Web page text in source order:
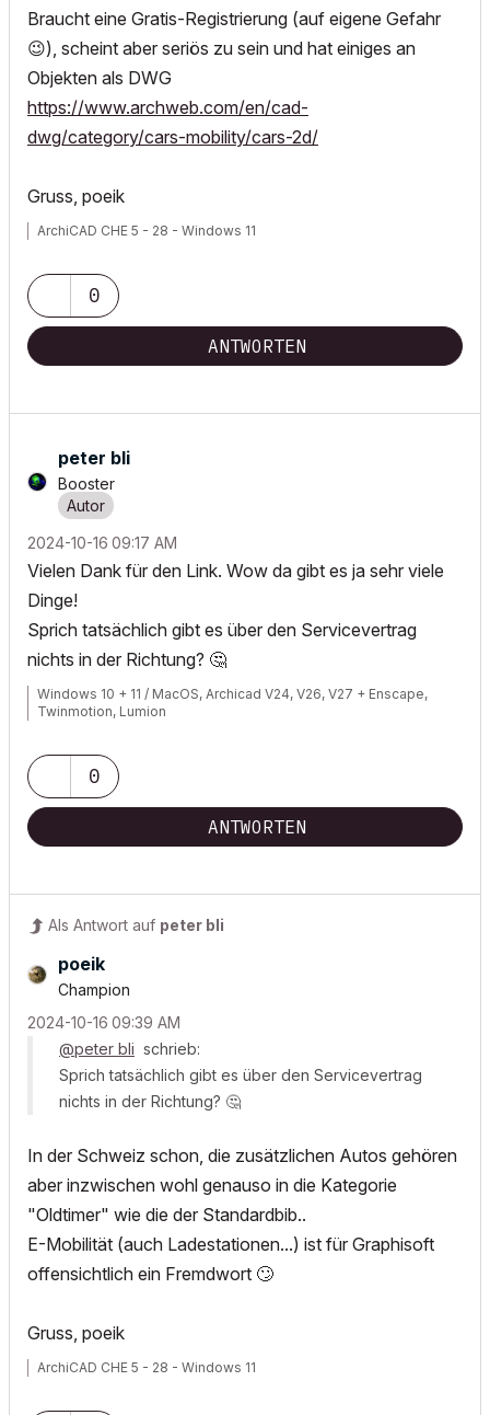
Braucht eine Gratis-Registrierung (auf eigene Gefahr
😉), scheint aber seriös zu sein und hat einiges an
Objekten als DWG
https://www.archweb.com/en/cad-
dwg/category/cars-mobility/cars-2d/
Gruss, poeik
ArchiCAD CHE 5 - 28 - Windows 11
0
ANTWORTEN
peter bli
Booster
‎2024-10-16 09:17 AM
Vielen Dank für den Link. Wow da gibt es ja sehr viele
Dinge!
Sprich tatsächlich gibt es über den Servicevertrag
nichts in der Richtung? 🤔
Windows 10 + 11 / MacOS, Archicad V24, V26, V27 + Enscape,
Twinmotion, Lumion
0
ANTWORTEN
Als Antwort auf peter bli
poeik
Champion
‎2024-10-16 09:39 AM
@peter bli schrieb:
Sprich tatsächlich gibt es über den Servicevertrag
nichts in der Richtung? 🤔
In der Schweiz schon, die zusätzlichen Autos gehören
aber inzwischen wohl genauso in die Kategorie
"Oldtimer" wie die der Standardbib..
E-Mobilität (auch Ladestationen...) ist für Graphisoft
offensichtlich ein Fremdwort 🙄
Gruss, poeik
ArchiCAD CHE 5 - 28 - Windows 11